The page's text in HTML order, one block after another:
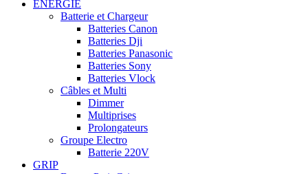
ÉNERGIE
Batterie et Chargeur
Batteries Canon
Batteries Dji
Batteries Panasonic
Batteries Sony
Batteries Vlock
Câbles et Multi
Dimmer
Multiprises
Prolongateurs
Groupe Electro
Batterie 220V
GRIP